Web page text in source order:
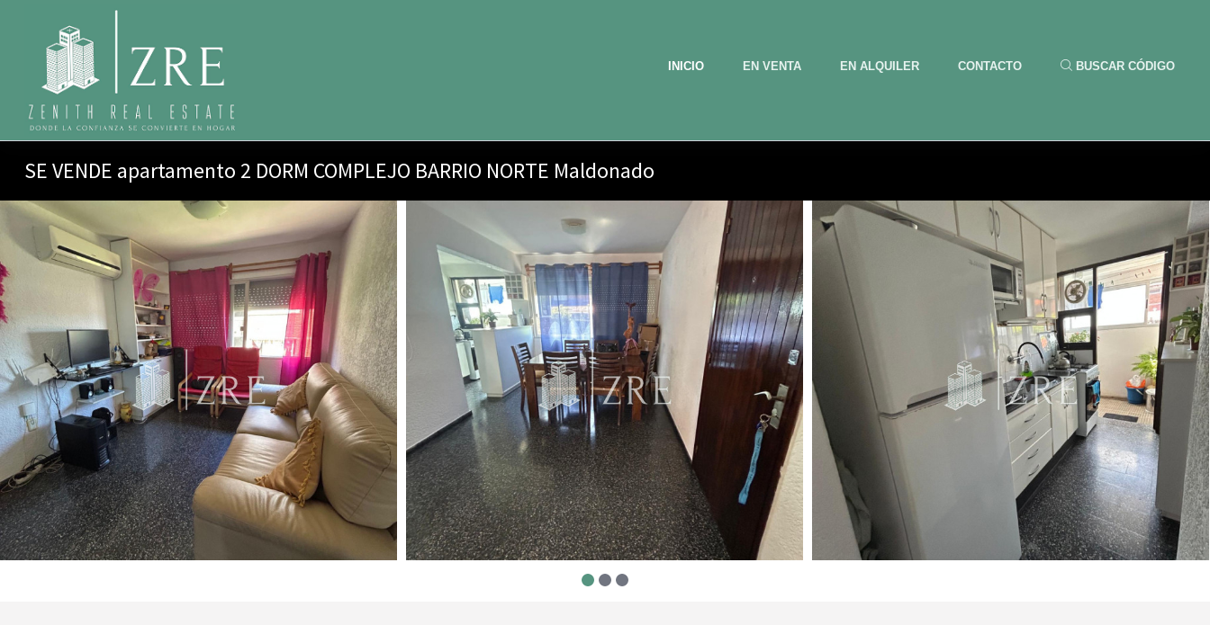
INICIO EN VENTA EN ALQUILER CONTACTO BUSCAR CÓDIGO
SE VENDE apartamento 2 DORM COMPLEJO BARRIO NORTE Maldonado